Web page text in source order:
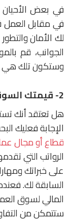
في بعض الأحيان
في مقابل
لك الأمان
الجوانب، قم
وستكون تلك هي
2- قيمتك
هل تعتقد أنك
الإجابة فعليك
قطاع أو مجال
الرواتب التي
على خبراتك
السابقة لك.
المالي لسوق
ستتمكن من